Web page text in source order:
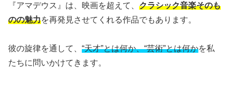
『アマデウス』は、映画を超えて、 クラシック音楽そのも
のの魅力を再発見させてくれる作品でもあります。
彼の旋律を通して、 “天才”とは何か、“芸術”とは何かを私
たちに問いかけてきます。